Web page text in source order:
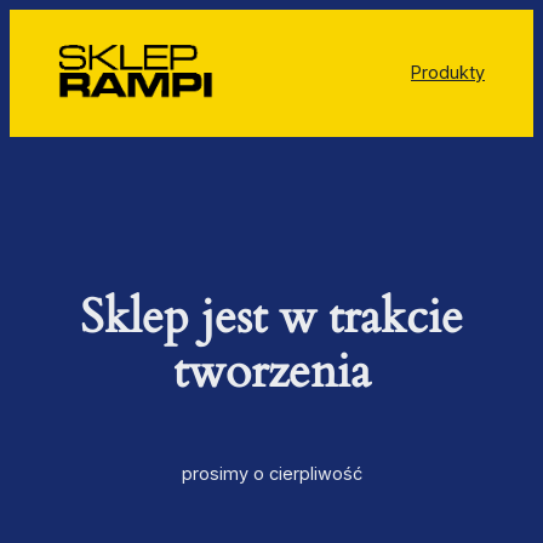
Produkty
Sklep jest w trakcie
tworzenia
prosimy o cierpliwość